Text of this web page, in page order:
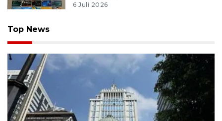
6 Juli 2026
Top News